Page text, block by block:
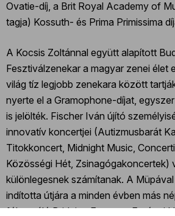
Ovatie-díj, a Brit Royal Academy of
tagja) Kossuth- és Prima Primissima
A Kocsis Zoltánnal együtt alapított
Fesztiválzenekar a magyar zenei élet
világ tíz legjobb zenekara között
nyerte el a Gramophone-díjat,
is jelölték. Fischer Iván újító
innovatív koncertjei (Autizmusbarát
Titokkoncert, Midnight Music,
Közösségi Hét, Zsinagógakoncertek)
különlegesnek számítanak. A
indította útjára a minden évben más
fókuszáló Bridging Europe – Európai